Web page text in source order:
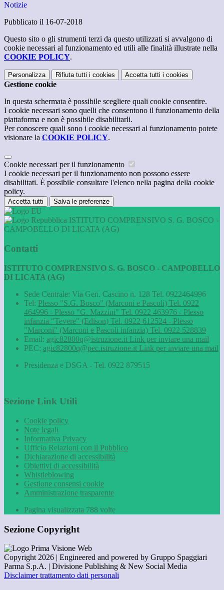
Notizie
Pubblicato il 16-07-2018
Questo sito o gli strumenti terzi da questo utilizzati si avvalgono di
cookie necessari al funzionamento ed utili alle finalità illustrate nella
COOKIE POLICY.
Personalizza Rifiuta tutti i cookies Accetta tutti i cookies
Gestione cookie
In questa schermata è possibile scegliere quali cookie consentire.
I cookie necessari sono quelli che consentono il funzionamento della
piattaforma e non è possibile disabilitarli.
Per conoscere quali sono i cookie necessari al funzionamento potete
visionare la COOKIE POLICY.
Cookie necessari per il funzionamento
I cookie necessari per il funzionamento non possono essere
disabilitati. È possibile consultare l'elenco nella pagina della cookie
policy.
Accetta tutti Salva le preferenze
ISTITUTO COMPRENSIVO S. G. BOSCO -
CAMPOBELLO DI LICATA (AG)
Contatti
ISTITUTO COMPRENSIVO S. G. BOSCO - CAMPOBELLO
DI LICATA (AG)
Sede Centrale: Via Gen. Cascino n. 128 Tel. 0922464996
Tel: Plesso "S.G. Bosco" (Marconi e Pascoli) Tel. 0922
464996 - Plesso "G. Mazzini" Tel. 0922 463976 - Plesso
infanzia "Tevere" (Edison) Tel. 0922 612524 - Plesso
"Marconi" (Marconi e Pascoli infanzia) Tel. 0922 528839
Email: agic82800q@istruzione.it Link per inviare una mail
PEC: agic82800q@pec.istruzione.it Link per inviare una mail
Presidenza e DSGA - Tel. 0922 879515
Sezione Link Utili
Cookie policy
Note legali
Informativa Privacy
Ufficio Relazioni con il Pubblico
Dichiarazione di accessibilità
Obiettivi di accessibilità
Whistleblowing
Gestione consensi cookie
Amministrazione trasparente
Pagina visualizzata 788 volte
Sezione Copyright
Copyright 2026 | Engineered and powered by Gruppo Spaggiari
Parma S.p.A. | Divisione Publishing & New Social Media
Disclaimer trattamento dati personali